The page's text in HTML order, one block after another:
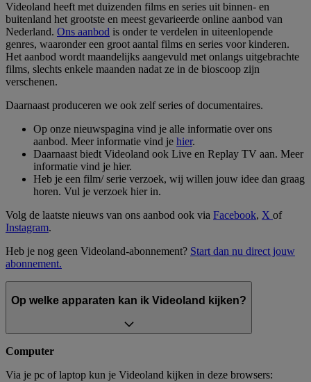
Videoland heeft met duizenden films en series uit binnen- en
buitenland het grootste en meest gevarieerde online aanbod van
Nederland. Ons aanbod is onder te verdelen in uiteenlopende
genres, waaronder een groot aantal films en series voor kinderen.
Het aanbod wordt maandelijks aangevuld met onlangs uitgebrachte
films, slechts enkele maanden nadat ze in de bioscoop zijn
verschenen.
Daarnaast produceren we ook zelf series of documentaires.
Op onze nieuwspagina vind je alle informatie over ons
aanbod. Meer informatie vind je hier.
Daarnaast biedt Videoland ook Live en Replay TV aan. Meer
informatie vind je hier.
Heb je een film/ serie verzoek, wij willen jouw idee dan graag
horen. Vul je verzoek hier in.
Volg de laatste nieuws van ons aanbod ook via Facebook, X of
Instagram.
Heb je nog geen Videoland-abonnement? Start dan nu direct jouw
abonnement.
Op welke apparaten kan ik Videoland kijken?
Computer
Via je pc of laptop kun je Videoland kijken in deze browsers: